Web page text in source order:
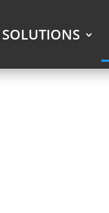
SOLUTIONS